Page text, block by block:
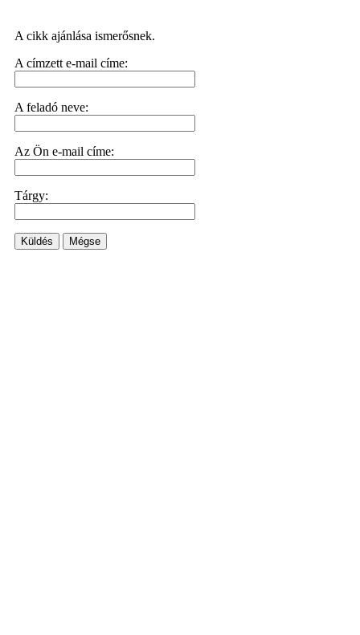
A cikk ajánlása ismerősnek.
A címzett e-mail címe:
A feladó neve:
Az Ön e-mail címe:
Tárgy:
Küldés Mégse